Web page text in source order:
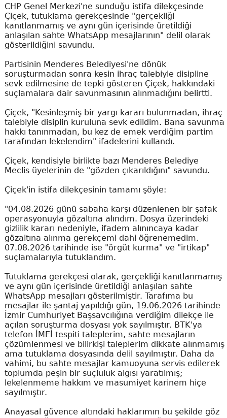
CHP Genel Merkezi'ne sunduğu istifa dilekçesinde
Çiçek, tutuklama gerekçesinde "gerçekliği
kanıtlanmamış ve aynı gün içerisinde üretildiği
anlaşılan sahte WhatsApp mesajlarının" delil olarak
gösterildiğini savundu.
Partisinin Menderes Belediyesi'ne dönük
soruşturmadan sonra kesin ihraç talebiyle disipline
sevk edilmesine de tepki gösteren Çiçek, hakkındaki
suçlamalara dair savunmasının alınmadığını belirtti.
Çiçek, "Kesinleşmiş bir yargı kararı bulunmadan, ihraç
talebiyle disiplin kuruluna sevk edildim. Bana savunma
hakkı tanınmadan, bu kez de emek verdiğim partim
tarafından lekelendim" ifadelerini kullandı.
Çiçek, kendisiyle birlikte bazı Menderes Belediye
Meclis üyelerinin de "gözden çıkarıldığını" savundu.
Çiçek'in istifa dilekçesinin tamamı şöyle:
"04.08.2026 günü sabaha karşı düzenlenen bir şafak
operasyonuyla gözaltına alındım. Dosya üzerindeki
gizlilik kararı nedeniyle, ifadem alınıncaya kadar
gözaltına alınma gerekçemi dahi öğrenemedim.
07.08.2026 tarihinde ise "örgüt kurma" ve "irtikap"
suçlamalarıyla tutuklandım.
Tutuklama gerekçesi olarak, gerçekliği kanıtlanmamış
ve aynı gün içerisinde üretildiği anlaşılan sahte
WhatsApp mesajları gösterilmiştir. Tarafıma bu
mesajlar ile şantaj yapıldığı gün, 19.06.2026 tarihinde
İzmir Cumhuriyet Başsavcılığına verdiğim dilekçe ile
açılan soruşturma dosyası yok sayılmıştır. BTK'ya
telefon İMEİ tespiti taleplerim, sahte mesajların
çözümlenmesi ve bilirkişi taleplerim dikkate alınmamış
ama tutuklama dosyasında delil sayılmıştır. Daha da
vahimi, bu sahte mesajlar kamuoyuna servis edilerek
toplumda peşin bir suçluluk algısı yaratılmış;
lekelenmeme hakkım ve masumiyet karinem hiçe
sayılmıştır.
Anayasal güvence altındaki haklarımın bu şekilde göz